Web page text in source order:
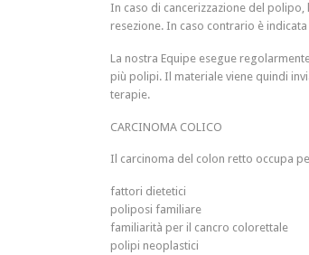
In caso di cancerizzazione del
resezione. In caso contrario è
La nostra Equipe esegue
più polipi. Il materiale viene quindi
terapie.
CARCINOMA COLICO
Il carcinoma del colon retto occupa
fattori dietetici
poliposi familiare
familiarità per il cancro colorettale
polipi neoplastici